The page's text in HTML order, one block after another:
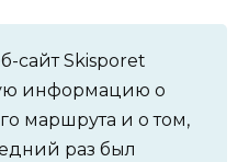
сайт Skisporet
информацию о
маршрута и о том,
раз был